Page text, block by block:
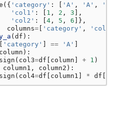
({ 'category' : [ 'A' , 'A' ,
'B'
'col1' : [ 1 , 2 , 3 ],
'col2' : [4 , 5 , 6 ]},
columns= [ 'category' ,
'col1'
(df ):
[ 'category' ] == 'A' ]
column ):
( col3=df [ column ] + 1 )
column1 , column2 ):
( col4=df [ column1 ] * df [